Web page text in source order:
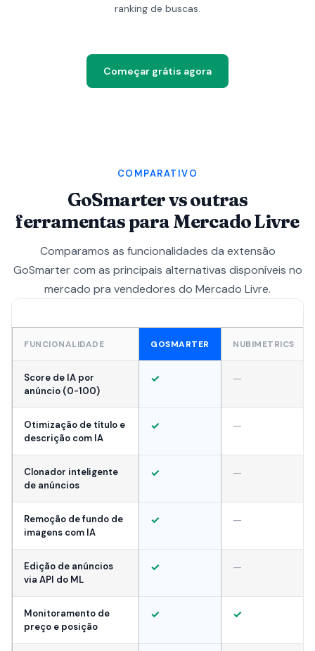
ranking de buscas.
Começar grátis agora
COMPARATIVO
GoSmarter vs outras
ferramentas para Mercado Livre
Comparamos as funcionalidades da extensão
GoSmarter com as principais alternativas disponíveis no
mercado pra vendedores do Mercado Livre.
FUNCIONALIDADE GOSMARTER NUBIMETRICS
Score de IA por
anúncio (0-100)
✓ —
Otimização de título e
descrição com IA
✓ —
Clonador inteligente
de anúncios
✓ —
Remoção de fundo de
imagens com IA
✓ —
Edição de anúncios
via API do ML
✓ —
Monitoramento de
preço e posição
✓ ✓